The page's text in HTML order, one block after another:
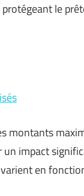
le
montants
impact
en